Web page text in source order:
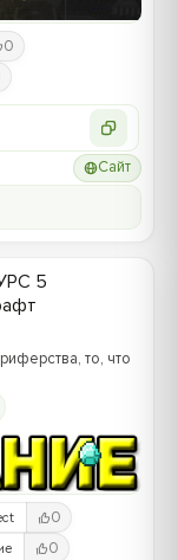
0
Сайт
5
то, что
0
0